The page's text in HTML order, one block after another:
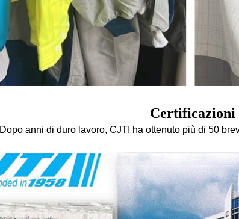
Dopo anni di duro lavoro, CJTI ha ottenuto più di 50